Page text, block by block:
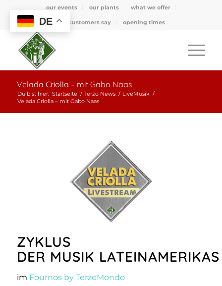
our events our plants what we offer
what customers say opening times
Velada Criolla – mit Gabo Naas
Du bist hier: Startseite / Terzo News / LiveMusik /
Velada Criolla – mit Gabo Naas
ZYKLUS
DER MUSIK LATEINAMERIKAS
im Fournos by TerzoMondo
DE